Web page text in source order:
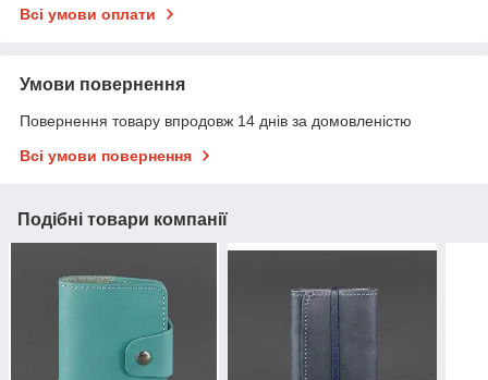
Всі умови оплати
Умови повернення
Повернення товару впродовж 14 днів за домовленістю
Всі умови повернення
Подібні товари компанії